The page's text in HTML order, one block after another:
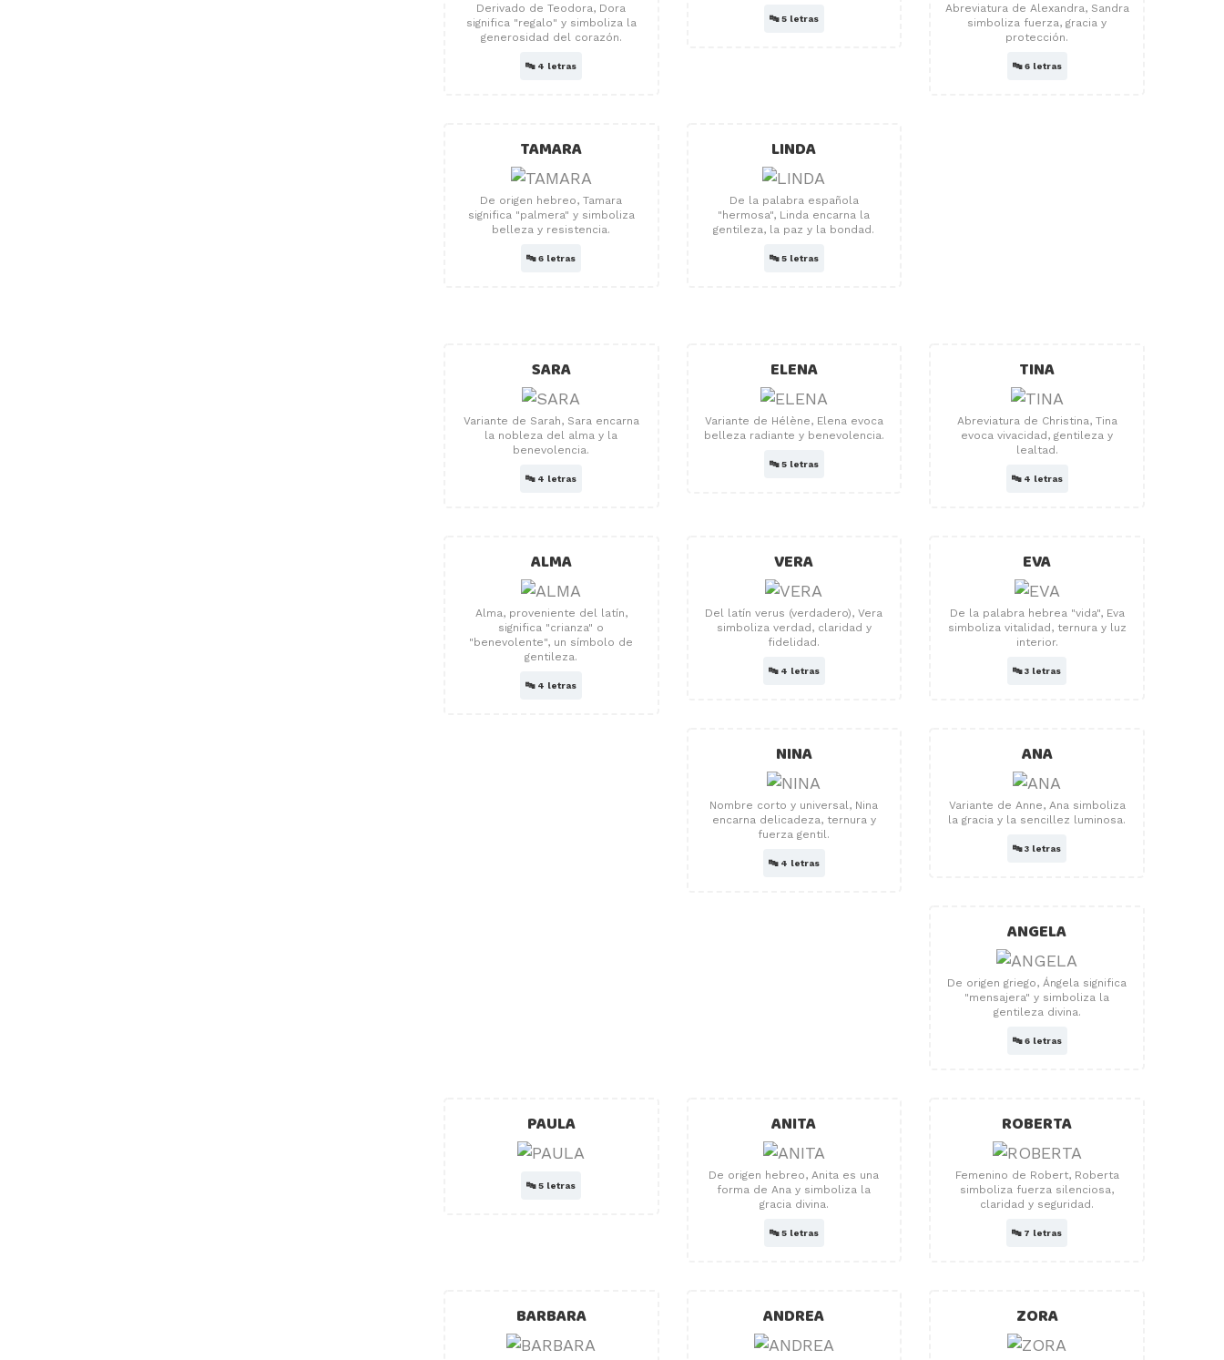
Derivado de Teodora, Dora
significa "regalo" y simboliza la
generosidad del corazón.
🔤 4 letras
🔤5 letras
Abreviatura de Alexandra, Sandra
simboliza fuerza, gracia y
protección.
🔤6 letras
TAMARA
De origen hebreo, Tamara
significa "palmera" y simboliza
belleza y resistencia.
🔤6 letras
LINDA
De la palabra española
"hermosa", Linda encarna la
gentileza, la paz y la bondad.
🔤5 letras
SARA
Variante de Sarah, Sara encarna
la nobleza del alma y la
benevolencia.
🔤 4 letras
ELENA
Variante de Hélène, Elena evoca
belleza radiante y benevolencia.
🔤5 letras
TINA
Abreviatura de Christina, Tina
evoca vivacidad, gentileza y
lealtad.
🔤 4 letras
ALMA
Alma, proveniente del latín,
significa "crianza" o
"benevolente", un símbolo de
gentileza.
🔤 4 letras
VERA
Del latín verus (verdadero), Vera
simboliza verdad, claridad y
fidelidad.
🔤 4 letras
EVA
De la palabra hebrea "vida", Eva
simboliza vitalidad, ternura y luz
interior.
🔤3 letras
NINA
Nombre corto y universal, Nina
encarna delicadeza, ternura y
fuerza gentil.
🔤 4 letras
ANA
Variante de Anne, Ana simboliza
la gracia y la sencillez luminosa.
🔤3 letras
ANGELA
De origen griego, Ángela significa
"mensajera" y simboliza la
gentileza divina.
🔤6 letras
PAULA
🔤5 letras
ANITA
De origen hebreo, Anita es una
forma de Ana y simboliza la
gracia divina.
🔤5 letras
ROBERTA
Femenino de Robert, Roberta
simboliza fuerza silenciosa,
claridad y seguridad.
🔤 7 letras
BARBARA ANDREA ZORA